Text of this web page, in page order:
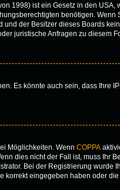
1998) ist ein Gesetz in den USA,
benötigen. Wenn
der Besitzer dieses Boards
juristische Anfragen zu diesem
Es könnte auch sein, dass Ihre
Möglichkeiten. Wenn COPPA
dies nicht der Fall ist, muss Ihr
Bei der Registrierung wurde
eingegeben haben oder